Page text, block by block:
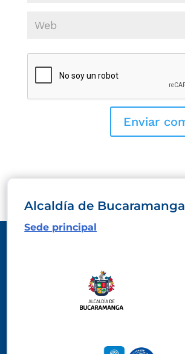
Alcaldía de Bucaramanga
Sede principal